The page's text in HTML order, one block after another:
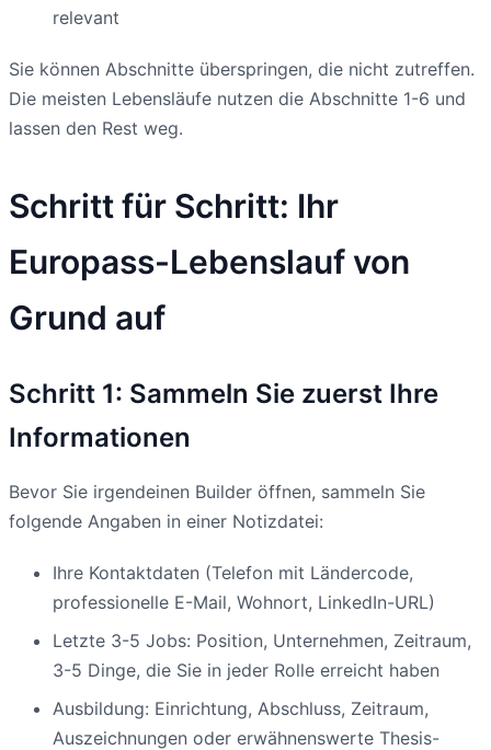
relevant
Sie können Abschnitte überspringen, die nicht zutreffen.
Die meisten Lebensläufe nutzen die Abschnitte 1-6 und
lassen den Rest weg.
Schritt für Schritt: Ihr
Europass-Lebenslauf von
Grund auf
Schritt 1: Sammeln Sie zuerst Ihre
Informationen
Bevor Sie irgendeinen Builder öffnen, sammeln Sie
folgende Angaben in einer Notizdatei:
Ihre Kontaktdaten (Telefon mit Ländercode,
professionelle E-Mail, Wohnort, LinkedIn-URL)
Letzte 3-5 Jobs: Position, Unternehmen, Zeitraum,
3-5 Dinge, die Sie in jeder Rolle erreicht haben
Ausbildung: Einrichtung, Abschluss, Zeitraum,
Auszeichnungen oder erwähnenswerte Thesis-